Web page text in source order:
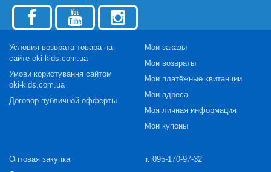
Условия возврата товара на
сайте oki-kids.com.ua
Умови користування сайтом
oki-kids.com.ua
Договор публичной офферты
Мои заказы
Мои возвраты
Мои платёжные квитанции
Мои адреса
Моя личная информация
Мои купоны
Оптовая закупка
т. 095-170-97-32